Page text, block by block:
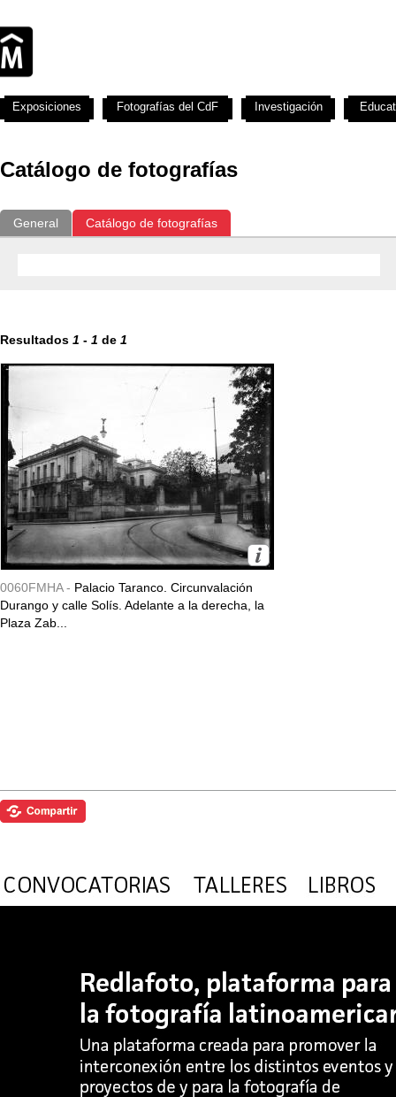
Catálogo de fotografías
General Catálogo de fotografías
Resultados 1 - 1 de 1
0060FMHA - Palacio Taranco. Circunvalación
Durango y calle Solís. Adelante a la derecha, la
Plaza Zab...
Exposiciones Fotografías del CdF Investigación